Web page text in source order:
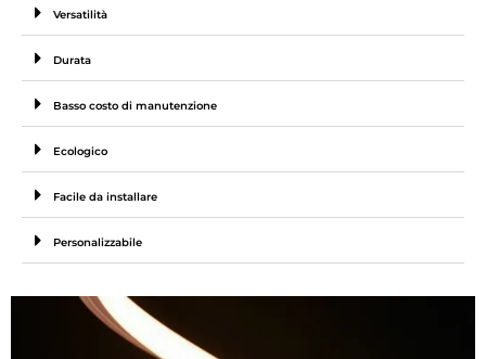
Versatilità
Durata
Basso costo di manutenzione
Ecologico
Facile da installare
Personalizzabile